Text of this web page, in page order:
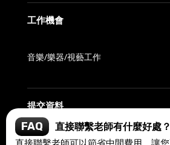
工作機會
音樂/樂器/視藝工作
提交資料
FAQ
直接聯繫老師有什麼好處？